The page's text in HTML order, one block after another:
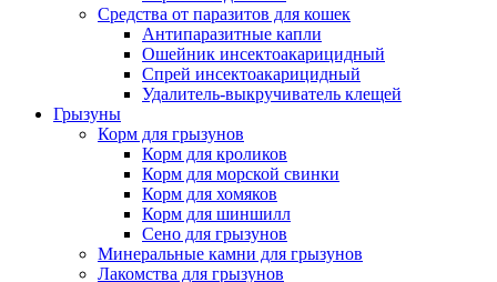
Средства от паразитов для кошек
Антипаразитные капли
Ошейник инсектоакарицидный
Спрей инсектоакарицидный
Удалитель-выкручиватель клещей
Грызуны
Корм для грызунов
Корм для кроликов
Корм для морской свинки
Корм для хомяков
Корм для шиншилл
Сено для грызунов
Минеральные камни для грызунов
Лакомства для грызунов